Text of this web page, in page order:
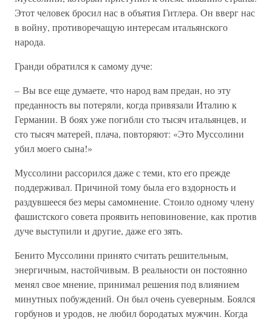
Этот человек бросил нас в объятия Гитлера. Он вверг нас
в войну, противоречащую интересам итальянского
народа.
Гранди обратился к самому дуче:
– Вы все еще думаете, что народ вам предан, но эту
преданность вы потеряли, когда привязали Италию к
Германии. В боях уже погибли сто тысяч итальянцев, и
сто тысяч матерей, плача, повторяют: «Это Муссолини
убил моего сына!»
Муссолини рассорился даже с теми, кто его прежде
поддерживал. Причиной тому была его вздорность и
раздувшееся без меры самомнение. Стоило одному члену
фашистского совета проявить неповиновение, как против
дуче выступили и другие, даже его зять.
Бенито Муссолини принято считать решительным,
энергичным, настойчивым. В реальности он постоянно
менял свое мнение, принимал решения под влиянием
минутных побуждений. Он был очень суеверным. Боялся
горбунов и уродов, не любил бородатых мужчин. Когда